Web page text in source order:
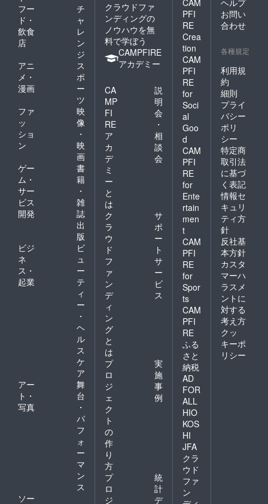
フー
ド・
飲食
店
チ
ャ
レ
ン
ジ
アニ
メ・
漫画
ス
ポ
ー
ツ
ファ
ッ
ショ
ン
映
像
・
映
画
ゲー
ム・
サー
ビス
開発
書
籍
・
雑
誌
出
版
ビジ
ネ
ス・
起業
ビ
ュ
ー
テ
ィ
ー
・
ヘ
ル
ス
ケ
ア
アー
ト・
写真
舞
台
・
パ
フ
ォ
ー
マ
ン
ス
ソー
クラウドファ
ンディングの
ノウハウを無
料で学ぼう
CAMPFIRE
アカデミー
CA
MP
FI
RE
ア
カ
デ
ミ
ー
と
は
説
明
会
・
相
談
会
ク
ラ
ウ
ド
フ
ァ
ン
デ
ィ
ン
グ
と
は
サ
ポ
ー
ト
サ
ー
ビ
ス
プ
ロ
ジ
ェ
ク
ト
の
作
り
方
実
施
事
例
プ
ロ
ジ
統
計
デ
PFI
RE
Crea
tion
CAM
PFI
RE
for
Soci
al
Goo
d
CAM
PFI
RE
for
Ente
rtain
men
t
CAM
PFI
RE
for
Spor
ts
CAM
PFI
RE
ふる
さと
納税
AD
FOR
ALL
HIO
KOS
HI
JFA
クラ
ウド
ファ
ン
お問い
合わせ
各種規定
利用規
約
細則
プライ
バシー
ポリ
シー
特定商
取引法
に基づ
く表記
情報セ
キュリ
ティ方
針
反社基
本方針
カスタ
マーハ
ラスメ
ントに
対する
考え方
クッ
キーポ
リシー